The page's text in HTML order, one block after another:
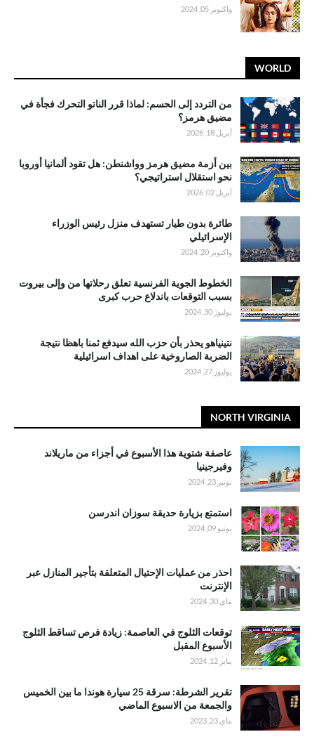
واكتوبر 05, 2024
WORLD
من التردد إلى الحسم: لماذا قرر الناتو التحرك فجأة في
مضيق هرمز؟
أبريل 18, 2026
بين أزمة مضيق هرمز وواشنطن: هل تقود ألمانيا أوروبا
نحو استقلال استراتيجي؟
أبريل 02, 2026
طائرة بدون طيار تستهدف منزل رئيس الوزراء
الإسرائيلي
واكتوبر 20, 2024
الخطوط الجوية الفرنسية تعلق رحلاتها من وإلى بيروت
بسبب التوقعات باندلاع حرب كبرى
يوليوز 30, 2024
نتينياهو يحذر بأن حزب الله سيدفع ثمنا باهظا نتيجة
الضربة الصاروخية على اهداف اسرائيلية
يوليوز 27, 2024
NORTH VIRGINIA
عاصفة شتوية هذا الأسبوع في أجزاء من ماريلاند
وفيرجينيا
نونبر 23, 2024
استمتع بزيارة حديقة سوزان اندرسن
يونيو 09, 2024
احذر من عمليات الإحتيال المتعلقة بتأجير المنازل عبر
الإنترنت
ماي 30, 2024
توقعات الثلوج في العاصمة: زيادة فرص تساقط الثلوج
الأسبوع المقبل
يناير 12, 2024
تقرير الشرطة: سرقة 25 سيارة هوندا ما بين الخميس
والجمعة من الاسبوع الماضي
ماي 23, 2023